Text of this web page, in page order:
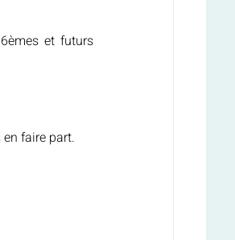
et futurs
faire part.